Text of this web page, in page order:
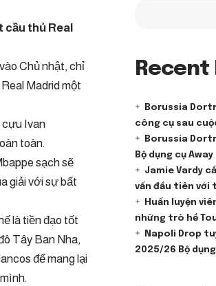
cầu thủ Real
Chủ nhật, chỉ
Madrid một
cựu Ivan
toàn.
sạch sẽ
giải với sự bất
là tiền đạo tốt
Tây Ban Nha,
để mang lại
Recent
Borussia
công cụ sau
Borussia
Bộ dụng cụ Away
Jamie Vardy
vấn đầu tiên với
Huấn luyện
những trò hề
Napoli Drop
2025/26 Bộ